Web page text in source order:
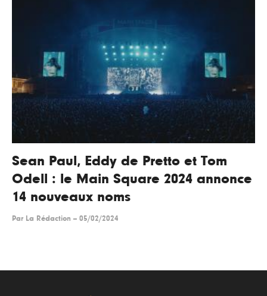
Sean Paul, Eddy de Pretto et Tom
Odell : le Main Square 2024 annonce
14 nouveaux noms
Par La Rédaction -- 05/02/2024